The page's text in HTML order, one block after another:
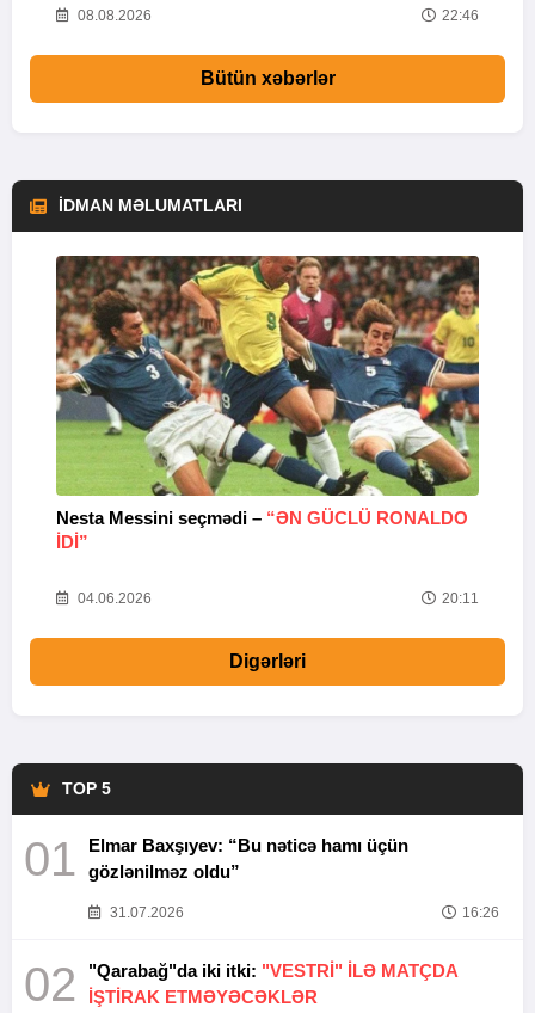
08.08.2026 22:46
Bütün xəbərlər
İDMAN MƏLUMATLARI
Nesta Messini seçmədi – “ƏN GÜCLÜ RONALDO
IDI”
04.06.2026 20:11
Digərləri
TOP 5
01
Elmar Baxşıyev: “Bu nəticə hamı üçün
gözlənilməz oldu”
31.07.2026 16:26
02 "Qarabağ"da iki itki: "VESTRİ" İLƏ MATÇDA
İŞTİRAK ETMƏYƏCƏKLƏR